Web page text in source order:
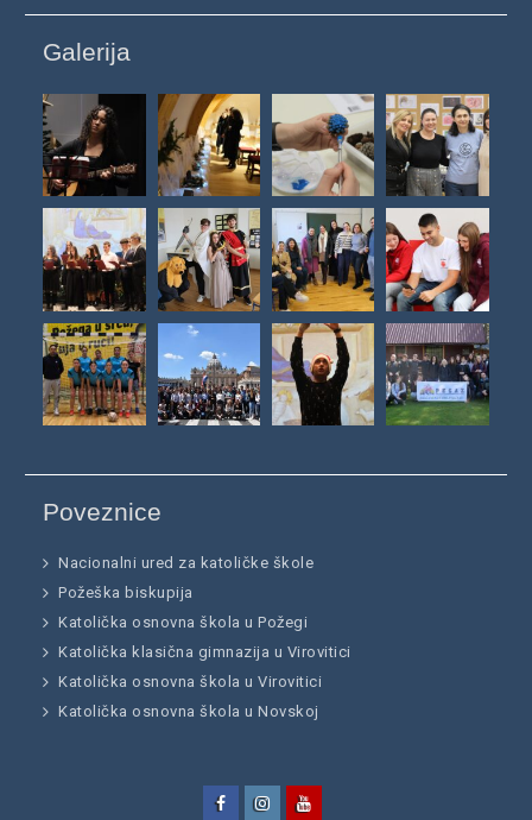
Galerija
Poveznice
Nacionalni ured za katoličke škole
Požeška biskupija
Katolička osnovna škola u Požegi
Katolička klasična gimnazija u Virovitici
Katolička osnovna škola u Virovitici
Katolička osnovna škola u Novskoj